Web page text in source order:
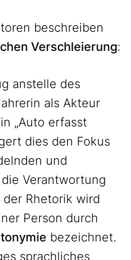
beschreiben
Verschleierung:
anstelle des
als Akteur
„Auto erfasst
dies den Fokus
und
Verantwortung
Rhetorik wird
Person durch
bezeichnet.
sprachliches